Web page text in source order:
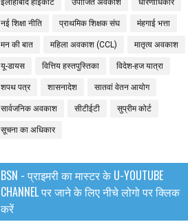
इलाहाबाद हाईकोर्ट उपार्जित अवकाश धारणाधिकार
नई शिक्षा नीति प्राथमिक शिक्षक संघ मंहगाई भत्ता
मन की बात महिला अवकाश (CCL) मातृत्व अवकाश
यू-डायस वित्तिय हस्तपुस्तिका विदेश-हज यात्रा
शपथ पत्र शासनादेश सातवां वेतन आयोग
सार्वजनिक अवकाश सीटीईटी सुप्रीम कोर्ट
सूचना का अधिकार
BSN - प्राइमरी का मास्टर के U-YOUTUBE
CHANNEL पर जाने के लिए नीचे लोगो पर क्लिक
करें